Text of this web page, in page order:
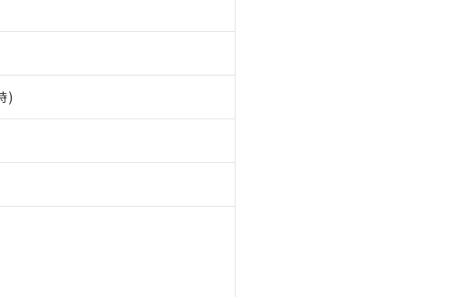
)
同意のうえご利用ください。
10物質）の非含有に対応した製品が提供可能な商品です。
物質）の非含有に対応した製品に切り替える予定のある商品です。
（10物質）の非含有に非対応の商品で、対応品を出す予定はありません。
部品としていたものが、含有品と判明した場合などやむを得ず変更すること
中国RoHSの基準値以下であることを示します。
中国RoHSの基準値を超えていることを示します。